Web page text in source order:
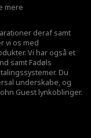
mere
deraf samt
vi os med
Vi har også et
samt Fadøls
Du
underskabe, og
Guest lynkoblinger.